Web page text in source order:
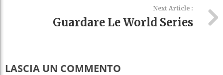
Next Article :
Guardare Le World Series
LASCIA UN COMMENTO